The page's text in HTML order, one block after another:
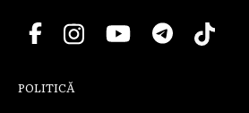
POLITICĂ